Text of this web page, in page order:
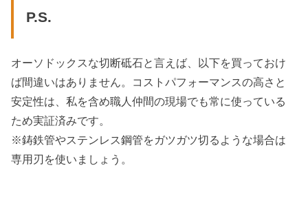
P.S.
オーソドックスな切断砥石と言えば、以下を買っておけ
ば間違いはありません。コストパフォーマンスの高さと
安定性は、私を含め職人仲間の現場でも常に使っている
ため実証済みです。
※鋳鉄管やステンレス鋼管をガツガツ切るような場合は
専用刃を使いましょう。